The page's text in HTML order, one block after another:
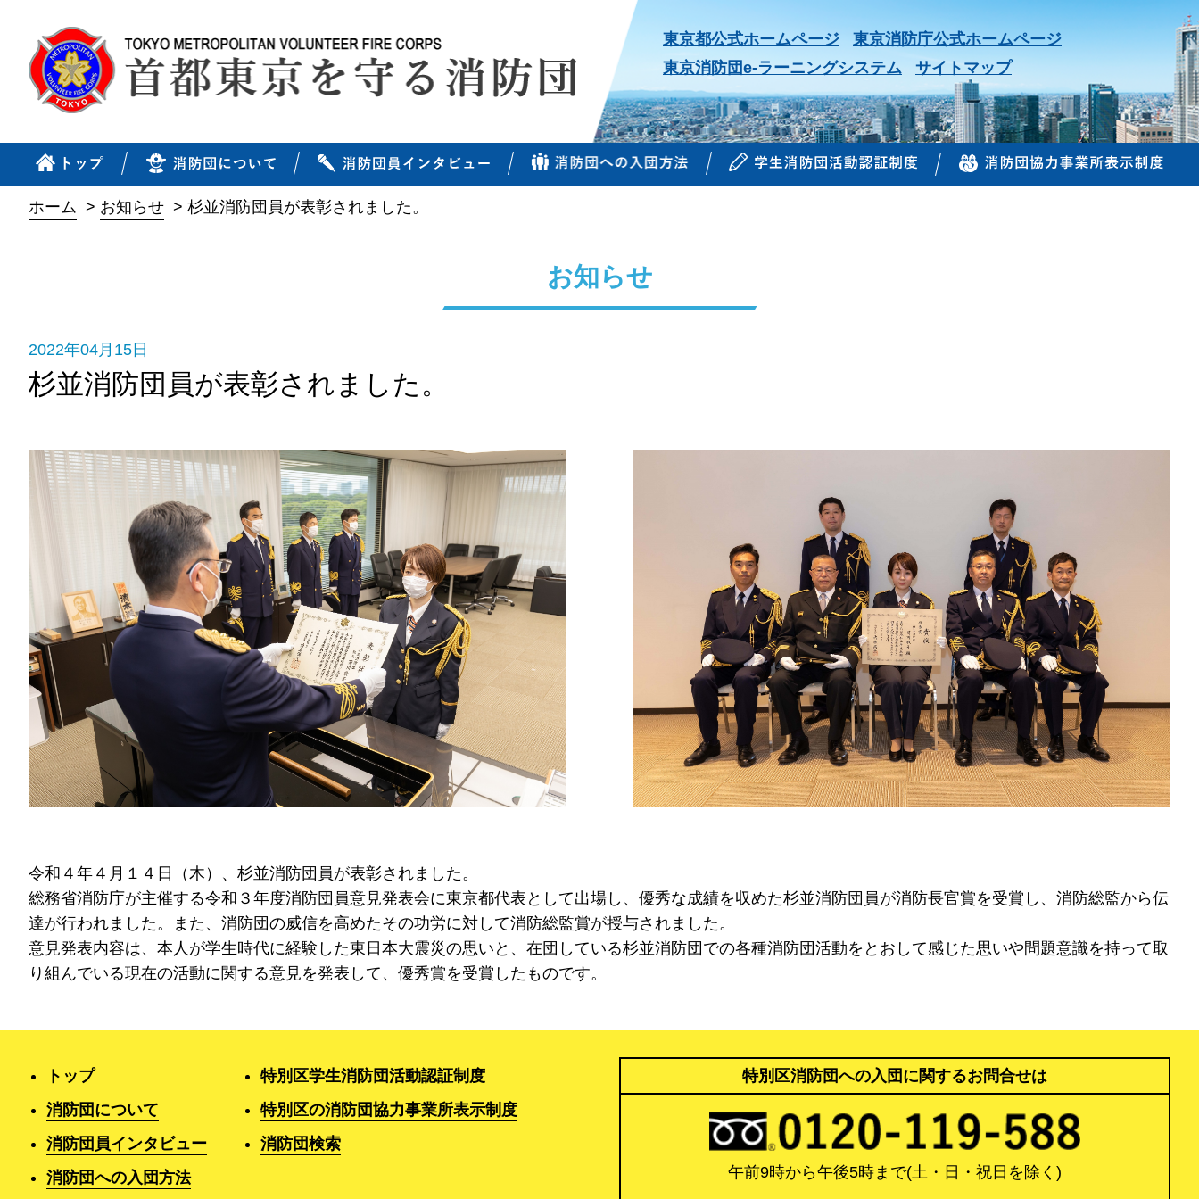
東京都公式ホームページ
東京消防庁公式ホームページ
東京消防団e-ラーニングシステム
サイトマップ
ホーム > お知らせ > 杉並消防団員が表彰されました。
お知らせ
2022年04月15日
杉並消防団員が表彰されました。
令和４年４月１４日（木）、杉並消防団員が表彰されました。
総務省消防庁が主催する令和３年度消防団員意見発表会に東京都代表として出場し、優秀な成績を収めた杉並消防団員が消防長官賞を受賞し、消防総監から伝
達が行われました。また、消防団の威信を高めたその功労に対して消防総監賞が授与されました。
意見発表内容は、本人が学生時代に経験した東日本大震災の思いと、在団している杉並消防団での各種消防団活動をとおして感じた思いや問題意識を持って取
り組んでいる現在の活動に関する意見を発表して、優秀賞を受賞したものです。
トップ
消防団について
消防団員インタビュー
消防団への入団方法
特別区学生消防団活動認証制度
特別区の消防団協力事業所表示制度
消防団検索
特別区消防団への入団に関するお問合せは
午前9時から午後5時まで(土・日・祝日を除く)